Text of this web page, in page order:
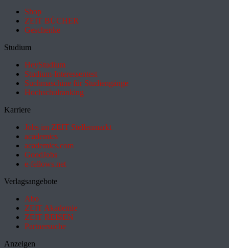
Shop
ZEIT BÜCHER
Geschenke
Studium
HeyStudium
Studium-Interessentest
Suchmaschine für Studiengänge
Hochschulranking
Karriere
Jobs im ZEIT Stellenmarkt
academics
academics.com
GoodJobs
e-fellows.net
Verlagsangebote
Abo
ZEIT Akademie
ZEIT REISEN
Partnersuche
Anzeigen